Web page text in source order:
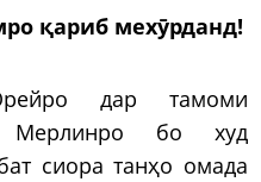
қариб мехӯрданд!
дар тамоми
Мерлинро бо худ
сиора танҳо омада